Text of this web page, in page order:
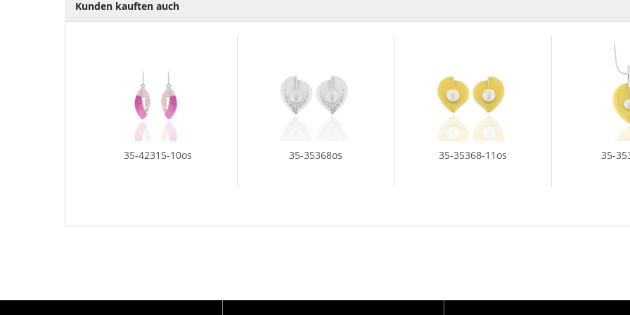
Kunden kauften auch
35-42315-10os 35-35368os 35-35368-11os 35-